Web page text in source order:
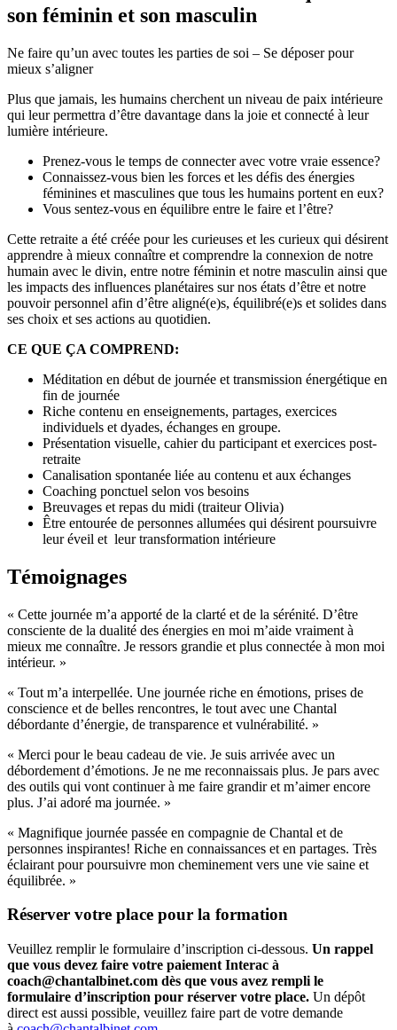
son féminin et son masculin
Ne faire qu’un avec toutes les parties de soi – Se déposer pour
mieux s’aligner
Plus que jamais, les humains cherchent un niveau de paix intérieure
qui leur permettra d’être davantage dans la joie et connecté à leur
lumière intérieure.
Prenez-vous le temps de connecter avec votre vraie essence?
Connaissez-vous bien les forces et les défis des énergies
féminines et masculines que tous les humains portent en eux?
Vous sentez-vous en équilibre entre le faire et l’être?
Cette retraite a été créée pour les curieuses et les curieux qui désirent
apprendre à mieux connaître et comprendre la connexion de notre
humain avec le divin, entre notre féminin et notre masculin ainsi que
les impacts des influences planétaires sur nos états d’être et notre
pouvoir personnel afin d’être aligné(e)s, équilibré(e)s et solides dans
ses choix et ses actions au quotidien.
CE QUE ÇA COMPREND:
Méditation en début de journée et transmission énergétique en
fin de journée
Riche contenu en enseignements, partages, exercices
individuels et dyades, échanges en groupe.
Présentation visuelle, cahier du participant et exercices post-
retraite
Canalisation spontanée liée au contenu et aux échanges
Coaching ponctuel selon vos besoins
Breuvages et repas du midi (traiteur Olivia)
Être entourée de personnes allumées qui désirent poursuivre
leur éveil et leur transformation intérieure
Témoignages
« Cette journée m’a apporté de la clarté et de la sérénité. D’être
consciente de la dualité des énergies en moi m’aide vraiment à
mieux me connaître. Je ressors grandie et plus connectée à mon moi
intérieur. »
« Tout m’a interpellée. Une journée riche en émotions, prises de
conscience et de belles rencontres, le tout avec une Chantal
débordante d’énergie, de transparence et vulnérabilité. »
« Merci pour le beau cadeau de vie. Je suis arrivée avec un
débordement d’émotions. Je ne me reconnaissais plus. Je pars avec
des outils qui vont continuer à me faire grandir et m’aimer encore
plus. J’ai adoré ma journée. »
« Magnifique journée passée en compagnie de Chantal et de
personnes inspirantes! Riche en connaissances et en partages. Très
éclairant pour poursuivre mon cheminement vers une vie saine et
équilibrée. »
Réserver votre place pour la formation
Veuillez remplir le formulaire d’inscription ci-dessous. Un rappel
que vous devez faire votre paiement Interac à
coach@chantalbinet.com dès que vous avez rempli le
formulaire d’inscription pour réserver votre place. Un dépôt
direct est aussi possible, veuillez faire part de votre demande